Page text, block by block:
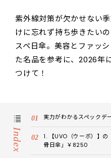
紫外線対策が欠かせない
けに忘れず持ち歩きたい
スペ日傘。美容とファッ
た名品を参考に、2026年
つけて！
Index
実力がわかるスペックデ
1. 【UVO（ウーボ）】
骨日傘」￥8250